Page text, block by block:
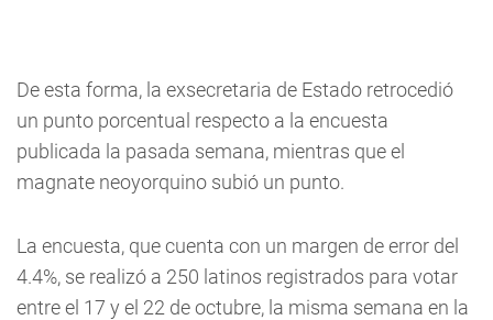
De esta forma, la exsecretaria de Estado retrocedió
un punto porcentual respecto a la encuesta
publicada la pasada semana, mientras que el
magnate neoyorquino subió un punto.
La encuesta, que cuenta con un margen de error del
4.4%, se realizó a 250 latinos registrados para votar
entre el 17 y el 22 de octubre, la misma semana en la